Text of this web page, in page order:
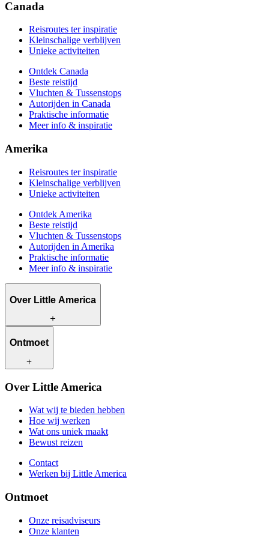
Praktische informatie
Canada
Reisroutes ter inspiratie
Kleinschalige verblijven
Unieke activiteiten
Ontdek Canada
Beste reistijd
Vluchten & Tussenstops
Autorijden in Canada
Praktische informatie
Meer info & inspiratie
Amerika
Reisroutes ter inspiratie
Kleinschalige verblijven
Unieke activiteiten
Ontdek Amerika
Beste reistijd
Vluchten & Tussenstops
Autorijden in Amerika
Praktische informatie
Meer info & inspiratie
Over Little America
Wat wij te bieden hebben
Wat ons uniek maakt
Contact
Werken bij Little America
Ontmoet
Onze reisadviseurs
Over Little America
Wat wij te bieden hebben
Hoe wij werken
Wat ons uniek maakt
Bewust reizen
Contact
Werken bij Little America
Ontmoet
Onze reisadviseurs
Onze klanten